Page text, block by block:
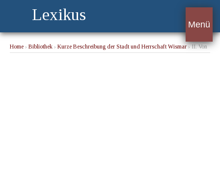
Lexikus
Menü
Home › Bibliothek › Kurze Beschreibung der Stadt und Herrschaft Wismar› II. Von